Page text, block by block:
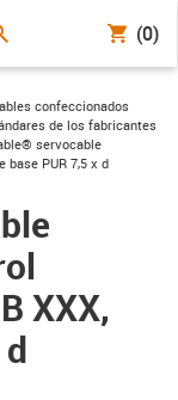
(0)
icon-arrow-right
confeccionados
de los fabricantes
arrow-rightservocable
base PUR 7,5 x d
XXX,